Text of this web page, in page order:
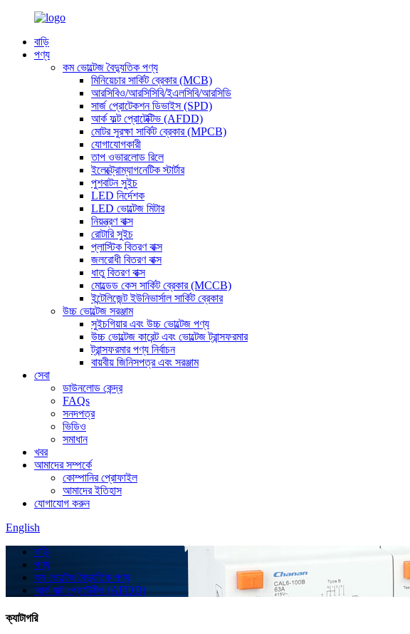
বাড়ি
পণ্য
কম ভোল্টেজ বৈদ্যুতিক পণ্য
মিনিয়েচার সার্কিট ব্রেকার (MCB)
আরসিবিও/আরসিসিবি/ইএলসিবি/আরসিডি
সার্জ প্রোটেকশন ডিভাইস (SPD)
আর্ক ফল্ট প্রোটেক্টিভ (AFDD)
মোটর সুরক্ষা সার্কিট ব্রেকার (MPCB)
যোগাযোগকারী
তাপ ওভারলোড রিলে
ইলেক্ট্রোম্যাগনেটিক স্টার্টার
পুশবাটন সুইচ
LED নির্দেশক
LED ভোল্টেজ মিটার
নিয়ন্ত্রণ বাক্স
রোটারি সুইচ
প্লাস্টিক বিতরণ বাক্স
জলরোধী বিতরণ বাক্স
ধাতু বিতরণ বাক্স
মোল্ডেড কেস সার্কিট ব্রেকার (MCCB)
ইন্টেলিজেন্ট ইউনিভার্সাল সার্কিট ব্রেকার
উচ্চ ভোল্টেজ সরঞ্জাম
সুইচগিয়ার এবং উচ্চ ভোল্টেজ পণ্য
উচ্চ ভোল্টেজ কারেন্ট এবং ভোল্টেজ ট্রান্সফরমার
ট্রান্সফরমার পণ্য নির্বাচন
বায়বীয় জিনিসপত্র এবং সরঞ্জাম
সেবা
ডাউনলোড কেন্দ্র
FAQs
সনদপত্র
ভিডিও
সমাধান
খবর
আমাদের সম্পর্কে
কোম্পানির প্রোফাইল
আমাদের ইতিহাস
যোগাযোগ করুন
English
বাড়ি
পণ্য
কম ভোল্টেজ বৈদ্যুতিক পণ্য
আর্ক ফল্ট প্রোটেক্টিভ (AFDD)
ক্যাটাগরি